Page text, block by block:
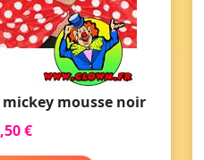
mousse noir
€